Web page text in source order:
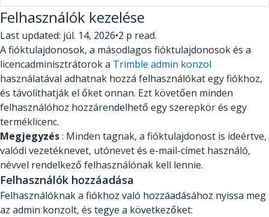
Felhasználók kezelése
Last updated: júl. 14, 2026•2 p read.
A fióktulajdonosok, a másodlagos fióktulajdonosok és a
licencadminisztrátorok a Trimble admin konzol
használatával adhatnak hozzá felhasználókat egy fiókhoz,
és távolíthatják el őket onnan. Ezt követően minden
felhasználóhoz hozzárendelhető egy szerepkör és egy
terméklicenc.
Megjegyzés: Minden tagnak, a fióktulajdonost is ideértve,
valódi vezetéknevet, utónevet és e-mail-címet használó,
névvel rendelkező felhasználónak kell lennie.
Felhasználók hozzáadása
Felhasználóknak a fiókhoz való hozzáadásához nyissa meg
az admin konzolt, és tegye a következőket: